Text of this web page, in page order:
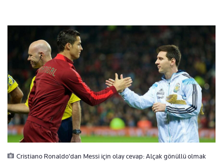
Cristiano Ronaldo'dan Messi için olay cevap: Alçak gönüllü olmak